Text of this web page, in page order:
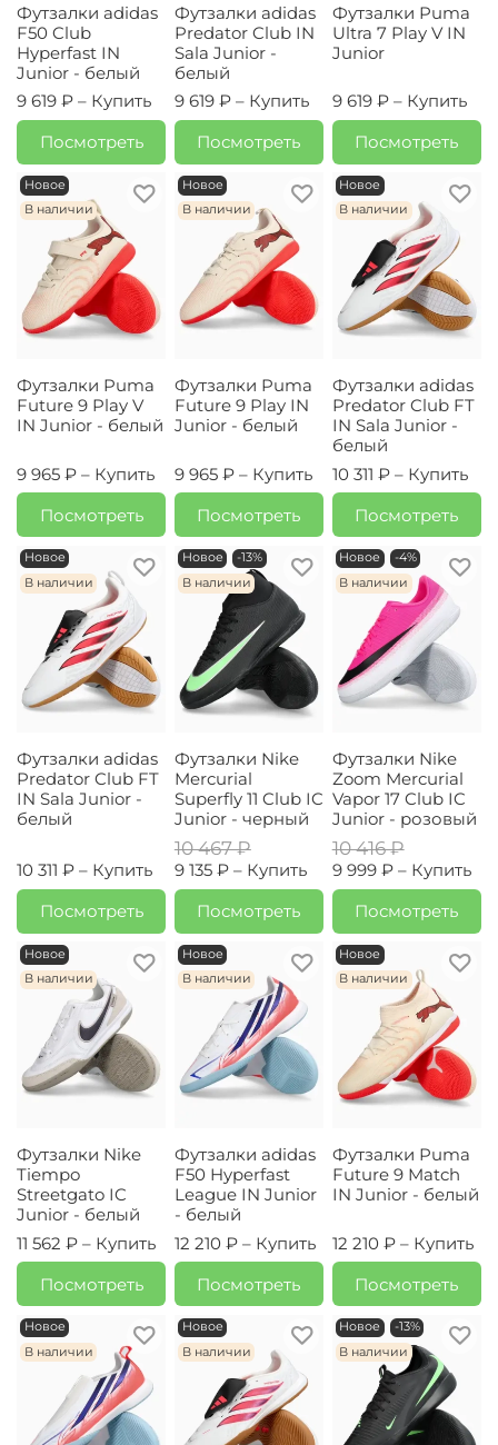
Футзалки adidas
F50 Club
Hyperfast IN
Junior - белый
9 619 ₽ – Купить
Посмотреть
Футзалки adidas
Predator Club IN
Sala Junior -
белый
9 619 ₽ – Купить
Посмотреть
Футзалки Puma
Ultra 7 Play V IN
Junior
9 619 ₽ – Купить
Посмотреть
Новое
В наличии
Футзалки Puma
Future 9 Play V
IN Junior - белый
9 965 ₽ – Купить
Посмотреть
Новое
В наличии
Футзалки Puma
Future 9 Play IN
Junior - белый
9 965 ₽ – Купить
Посмотреть
Новое
В наличии
Футзалки adidas
Predator Club FT
IN Sala Junior -
белый
10 311 ₽ – Купить
Посмотреть
Новое
В наличии
Футзалки adidas
Predator Club FT
IN Sala Junior -
белый
10 311 ₽ – Купить
Посмотреть
Новое
-13%
В наличии
Футзалки Nike
Mercurial
Superfly 11 Club IC
Junior - черный
10 467 ₽
9 135 ₽ – Купить
Посмотреть
Новое
-4%
В наличии
Футзалки Nike
Zoom Mercurial
Vapor 17 Club IC
Junior - розовый
10 416 ₽
9 999 ₽ – Купить
Посмотреть
Новое
В наличии
Футзалки Nike
Tiempo
Streetgato IC
Junior - белый
11 562 ₽ – Купить
Посмотреть
Новое
В наличии
Футзалки adidas
F50 Hyperfast
League IN Junior
- белый
12 210 ₽ – Купить
Посмотреть
Новое
В наличии
Футзалки Puma
Future 9 Match
IN Junior - белый
12 210 ₽ – Купить
Посмотреть
Новое
В наличии
Новое
В наличии
Новое
-13%
В наличии